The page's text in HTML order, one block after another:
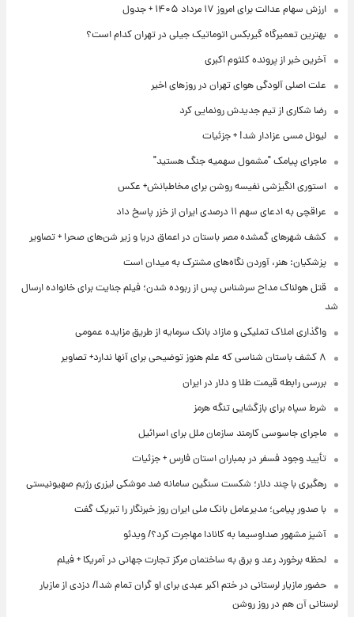
ارزش سهام عدالت برای امروز ۱۷ مرداد ۱۴۰۵ + جدول
بهترین تعمیرگاه گیربکس اتوماتیک جیلی در تهران کدام است؟
آخرین خبر از پرونده کلثوم اکبری
علت اصلی آلودگی هوای تهران در روزهای اخیر
رضا شکاری از تیم جدیدش رونمایی کرد
لیونل مسی عزادار شد! + جزئیات
ماجرای پیامک "مشمول سهمیه جنگ هستید"
استوری انگیزشی نفیسه روشن برای مخاطبانش+ عکس
عراقچی به ادعای سهم ۱۱ درصدی ایران از خزر پاسخ داد
کشف شهرهای گمشده مصر باستان در اعماق دریا و زیر شن‌های صحرا + تصاویر
پزشکیان: هنر، آوردن نگاه‌های مشترک به میدان است
قتل هولناک مداح سرشناس پس از ربوده شدن؛ فیلم جنایت برای خانواده ارسال
شد
واگذاری املاک تملیکی و مازاد بانک سرمایه از طریق مزایده عمومی
۸ کشف باستان شناسی که علم هنوز توضیحی برای آنها ندارد+ تصاویر
بررسی رابطه قیمت طلا و دلار در ایران
شرط سپاه برای بازگشایی تنگه هرمز
ماجرای جاسوسی کارمند سازمان ملل برای اسرائیل
تأیید وجود فسفر در بمباران استان فارس + جزئیات
رهگیری با چند دلار؛ شکست سنگین سامانه ضد موشکی لیزری رژیم صهیونیستی
با صدور پیامی؛ مدیرعامل بانک ملی ایران روز خبرنگار را تبریک گفت
آشپز مشهور صداوسیما به کانادا مهاجرت کرد؟/ ویدئو
لحظه برخورد رعد و برق به ساختمان مرکز تجارت جهانی در آمریکا + فیلم
حضور مازیار لرستانی در ختم اکبر عبدی برای او گران تمام شد!/ دزدی از مازیار
لرستانی آن هم در روز روشن